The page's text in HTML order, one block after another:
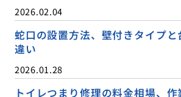
2026.02.04
蛇口の設置方法、壁付きタイプ
違い
2026.01.28
トイレつまり修理の料金相場、